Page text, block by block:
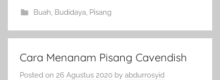
Buah, Budidaya, Pisang
Cara Menanam Pisang Cavendish
Posted on 26 Agustus 2020 by abdurrosyid